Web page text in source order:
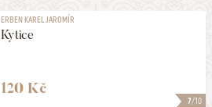
7/10
ERBEN KAREL JAROMÍR
Kytice
120 Kč